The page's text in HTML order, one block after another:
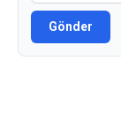
Gönder